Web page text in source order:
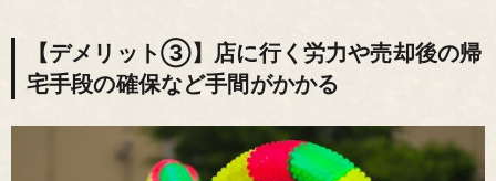
【デメリット③】店に行く労力や売却後の帰
宅手段の確保など手間がかかる